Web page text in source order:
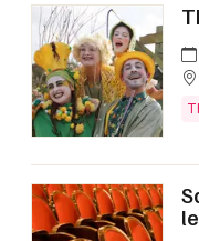
Newsletter des
Artistes en
Actus à Pau